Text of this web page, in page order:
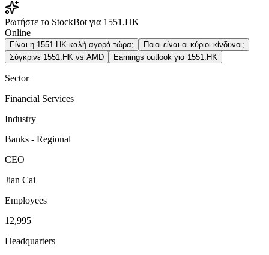
Ρωτήστε το StockBot για 1551.HK
Online
Είναι η 1551.HK καλή αγορά τώρα;
Ποιοι είναι οι κύριοι κίνδυνοι;
Σύγκρινε 1551.HK vs AMD
Earnings outlook για 1551.HK
Sector
Financial Services
Industry
Banks - Regional
CEO
Jian Cai
Employees
12,995
Headquarters